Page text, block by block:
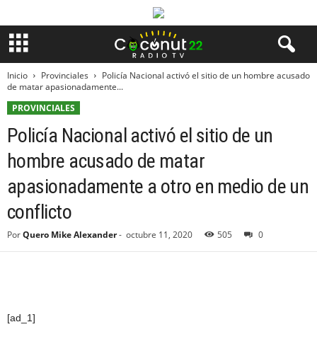
Inicio Provinciales
Policía Nacional activó el sitio de un hombre acusado
de matar apasionadamente...
PROVINCIALES
Policía Nacional activó el sitio de un
hombre acusado de matar
apasionadamente a otro en medio de un
conflicto
PorQuero Mike Alexander- octubre 11, 2020 505 0
[ad_1]